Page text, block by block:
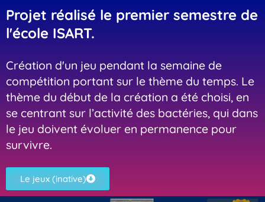
Projet réalisé le premier semestre de
l'école ISART.
Création d'un jeu pendant la semaine de
compétition portant sur le thème du temps. Le
thème du début de la création a été choisi, en
se centrant sur l’activité des bactéries, qui dans
le jeu doivent évoluer en permanence pour
survivre.
Le jeux (inative)